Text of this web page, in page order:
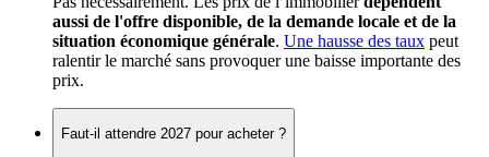
aussi de l'offre disponible, de la demande locale et de la
situation économique générale. Une hausse des taux peut
ralentir le marché sans provoquer une baisse importante des
prix.
Faut-il attendre 2027 pour acheter ?